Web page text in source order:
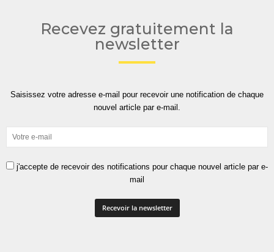
Recevez gratuitement la
newsletter
Saisissez votre adresse e-mail pour recevoir une notification de chaque
nouvel article par e-mail.
j'accepte de recevoir des notifications pour chaque nouvel article par e-
mail